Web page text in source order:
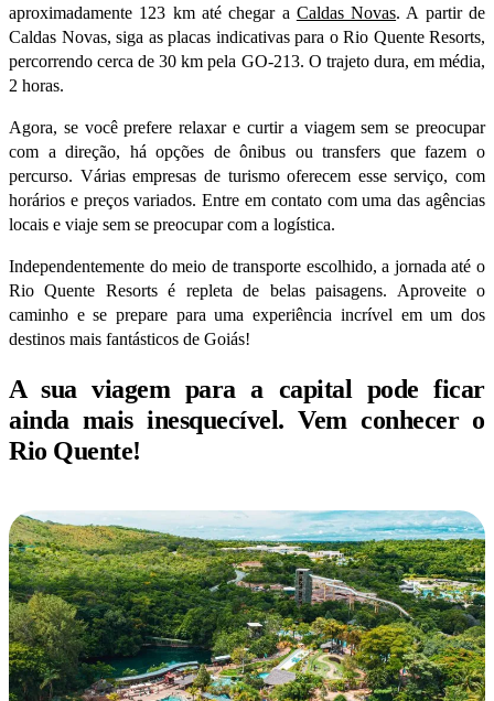
aproximadamente 123 km até chegar a Caldas Novas. A partir de
Caldas Novas, siga as placas indicativas para o Rio Quente Resorts,
percorrendo cerca de 30 km pela GO-213. O trajeto dura, em média,
2 horas.
Agora, se você prefere relaxar e curtir a viagem sem se preocupar
com a direção, há opções de ônibus ou transfers que fazem o
percurso. Várias empresas de turismo oferecem esse serviço, com
horários e preços variados. Entre em contato com uma das agências
locais e viaje sem se preocupar com a logística.
Independentemente do meio de transporte escolhido, a jornada até o
Rio Quente Resorts é repleta de belas paisagens. Aproveite o
caminho e se prepare para uma experiência incrível em um dos
destinos mais fantásticos de Goiás!
A sua viagem para a capital pode ficar
ainda mais inesquecível. Vem conhecer o
Rio Quente!